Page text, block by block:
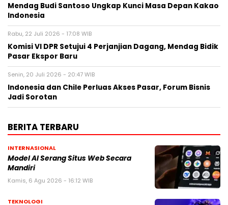
Mendag Budi Santoso Ungkap Kunci Masa Depan Kakao
Indonesia
Rabu, 22 Juli 2026 - 17:08 WIB
Komisi VI DPR Setujui 4 Perjanjian Dagang, Mendag Bidik
Pasar Ekspor Baru
Senin, 20 Juli 2026 - 20:47 WIB
Indonesia dan Chile Perluas Akses Pasar, Forum Bisnis
Jadi Sorotan
BERITA TERBARU
INTERNASIONAL
Model AI Serang Situs Web Secara
Mandiri
Kamis, 6 Agu 2026 - 16:12 WIB
TEKNOLOGI